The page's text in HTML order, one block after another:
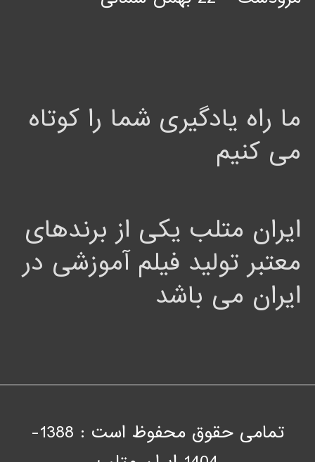
ما راه یادگیری شما را کوتاه
می کنیم
ایران متلب یکی از برندهای
معتبر تولید فیلم آموزشی در
ایران می باشد
تمامی حقوق محفوظ است : 1388-